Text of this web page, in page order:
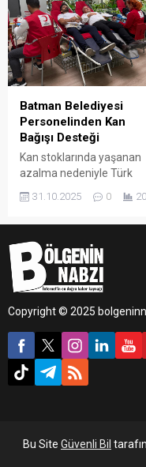
Batman Belediyesi
Personelinden Kan
Bağışı Desteği
Kan stoklarında yaşanan
azalma nedeniyle Türk
genelinde başlatılan
kampanyasına, Batman
Valiliği öncülüğünde kent
genelinde destek verildi.
31.10.2025 0 20
Copyright © 2025
Bu Site Güvenli Bil